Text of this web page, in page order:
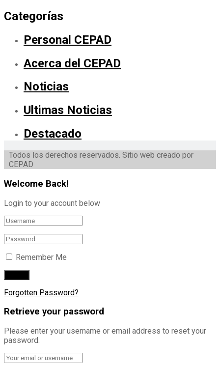
Categorías
Personal CEPAD
Acerca del CEPAD
Noticias
Ultimas Noticias
Destacado
Todos los derechos reservados. Sitio web creado por
CEPAD
Welcome Back!
Login to your account below
Remember Me
Forgotten Password?
Retrieve your password
Please enter your username or email address to reset your
password.